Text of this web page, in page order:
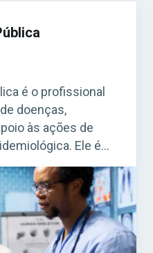
é o profissional
doenças,
às ações de
Ele é
do
(SUS). Acesse agora
O cargo é bastante
federais, estaduais